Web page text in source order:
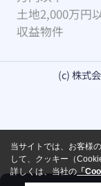
土地2,000万円
収益物件
(c) 株式
当サイトでは、お客様
して、クッキー（
詳しくは、当社の 「